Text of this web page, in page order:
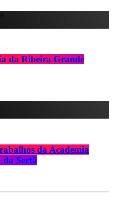
da Ribeira Grande
da Academia
da Sertã